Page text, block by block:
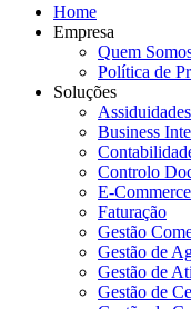
Home
Empresa
Quem
Política de
Soluções
Assiduidades
Business
Controlo
E-Commerce
Faturação
Gestão
Gestão de
Gestão de
Gestão de